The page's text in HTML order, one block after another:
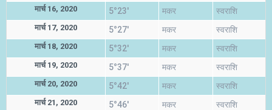
मार्च 16, 2020 5°23' मकर स्वराशि
मार्च 17, 2020 5°27' मकर स्वराशि
मार्च 18, 2020 5°32' मकर स्वराशि
मार्च 19, 2020 5°37' मकर स्वराशि
मार्च 20, 2020 5°42' मकर स्वराशि
मार्च 21, 2020 5°46' मकर स्वराशि